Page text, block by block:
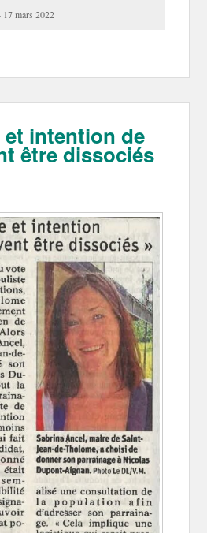
mars 2022
et intention de
être dissociés